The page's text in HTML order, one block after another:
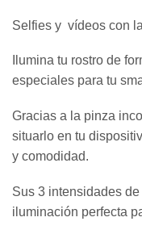
Selfies y vídeos con
Ilumina tu rostro de
especiales para tu
Gracias a la pinza
situarlo en tu
y comodidad.
Sus 3 intensidades
iluminación perfecta